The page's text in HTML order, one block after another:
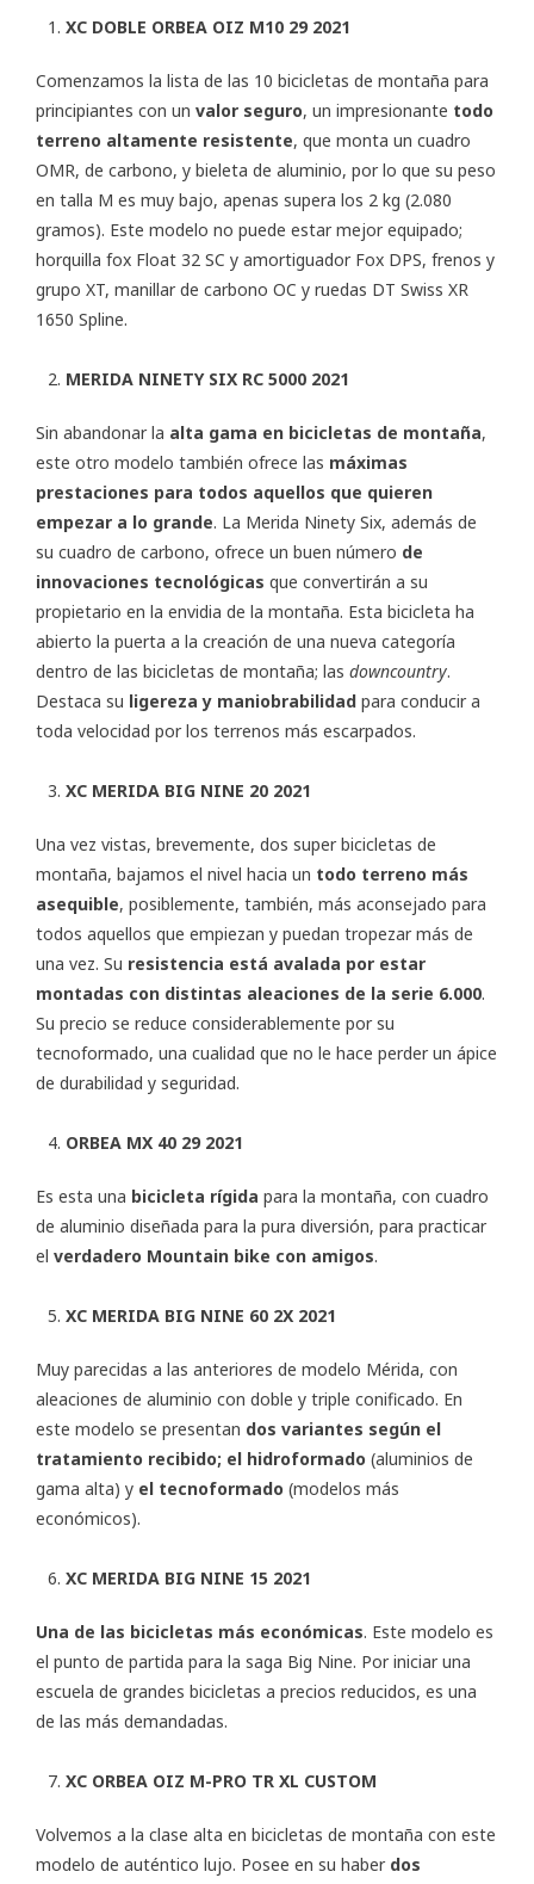
XC DOBLE ORBEA OIZ M10 29 2021
Comenzamos la lista de las 10 bicicletas de montaña para
principiantes con un valor seguro, un impresionante todo
terreno altamente resistente, que monta un cuadro
OMR, de carbono, y bieleta de aluminio, por lo que su peso
en talla M es muy bajo, apenas supera los 2 kg (2.080
gramos). Este modelo no puede estar mejor equipado;
horquilla fox Float 32 SC y amortiguador Fox DPS, frenos y
grupo XT, manillar de carbono OC y ruedas DT Swiss XR
1650 Spline.
MERIDA NINETY SIX RC 5000 2021
Sin abandonar la alta gama en bicicletas de montaña,
este otro modelo también ofrece las máximas
prestaciones para todos aquellos que quieren
empezar a lo grande. La Merida Ninety Six, además de
su cuadro de carbono, ofrece un buen número de
innovaciones tecnológicas que convertirán a su
propietario en la envidia de la montaña. Esta bicicleta ha
abierto la puerta a la creación de una nueva categoría
dentro de las bicicletas de montaña; las downcountry.
Destaca su ligereza y maniobrabilidad para conducir a
toda velocidad por los terrenos más escarpados.
XC MERIDA BIG NINE 20 2021
Una vez vistas, brevemente, dos super bicicletas de
montaña, bajamos el nivel hacia un todo terreno más
asequible, posiblemente, también, más aconsejado para
todos aquellos que empiezan y puedan tropezar más de
una vez. Su resistencia está avalada por estar
montadas con distintas aleaciones de la serie 6.000.
Su precio se reduce considerablemente por su
tecnoformado, una cualidad que no le hace perder un ápice
de durabilidad y seguridad.
ORBEA MX 40 29 2021
Es esta una bicicleta rígida para la montaña, con cuadro
de aluminio diseñada para la pura diversión, para practicar
el verdadero Mountain bike con amigos.
XC MERIDA BIG NINE 60 2X 2021
Muy parecidas a las anteriores de modelo Mérida, con
aleaciones de aluminio con doble y triple conificado. En
este modelo se presentan dos variantes según el
tratamiento recibido; el hidroformado (aluminios de
gama alta) y el tecnoformado (modelos más
económicos).
XC MERIDA BIG NINE 15 2021
Una de las bicicletas más económicas. Este modelo es
el punto de partida para la saga Big Nine. Por iniciar una
escuela de grandes bicicletas a precios reducidos, es una
de las más demandadas.
XC ORBEA OIZ M-PRO TR XL CUSTOM
Volvemos a la clase alta en bicicletas de montaña con este
modelo de auténtico lujo. Posee en su haber dos